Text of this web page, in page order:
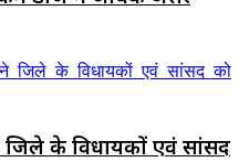
जिले के विधायकों एवं सांसद